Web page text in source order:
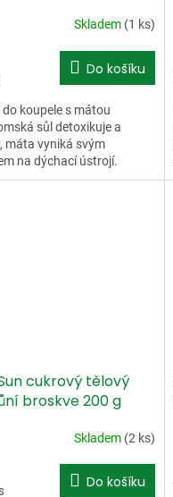
Skladem (1 ks)
Do košíku
koupele s mátou
sůl detoxikuje a
máta vyniká svým
na dýchací ústrojí.
cukrový tělový
broskve 200 g
Skladem (2 ks)
Do košíku